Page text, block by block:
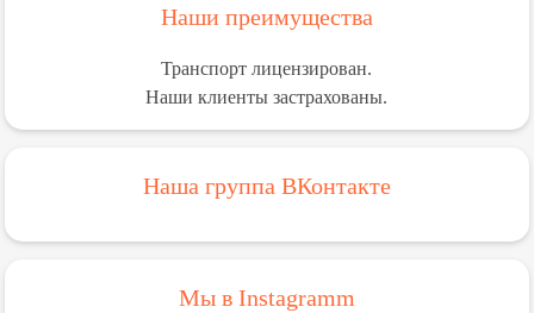
Наши преимущества
Транспорт лицензирован.
Наши клиенты застрахованы.
Наша группа ВКонтакте
Мы в Instagramm